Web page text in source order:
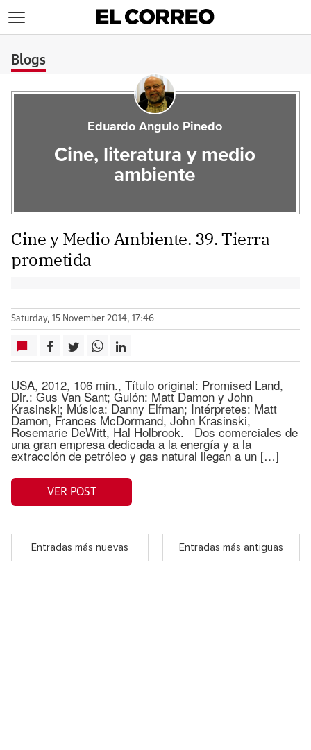
Blogs
Eduardo Angulo Pinedo
Cine, literatura y medio
ambiente
Cine y Medio Ambiente. 39. Tierra
prometida
Saturday, 15 November 2014, 17:46
USA, 2012, 106 min., Título original: Promised Land,
Dir.: Gus Van Sant; Guión: Matt Damon y John
Krasinski; Música: Danny Elfman; Intérpretes: Matt
Damon, Frances McDormand, John Krasinski,
Rosemarie DeWitt, Hal Holbrook. Dos comerciales de
una gran empresa dedicada a la energía y a la
extracción de petróleo y gas natural llegan a un […]
VER POST
Entradas más nuevas Entradas más antiguas